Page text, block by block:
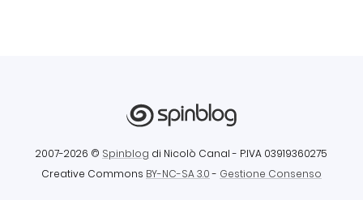
2007-2026 © Spinblog di Nicolò Canal - P.IVA 03919360275
Creative Commons BY-NC-SA 3.0- Gestione Consenso